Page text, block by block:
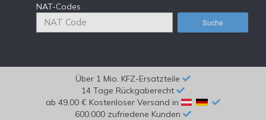
NAT-Codes
Suche
Über 1 Mio. KFZ-Ersatzteile
14 Tage Rückgaberecht
ab 49,00 € Kostenloser Versand in
600.000 zufriedene Kunden